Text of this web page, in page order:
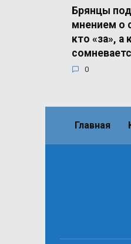
Брянцы
мнением о
кто «за», а
0
Главная